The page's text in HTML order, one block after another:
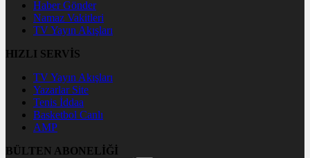
Haber Gönder
Namaz Vakitleri
TV Yayın Akışları
HIZLI SERVİS
TV Yayın Akışları
Yazarlar Site
Tenis İddaa
Basketbol Canlı
AMP
BÜLTEN ABONELİĞİ